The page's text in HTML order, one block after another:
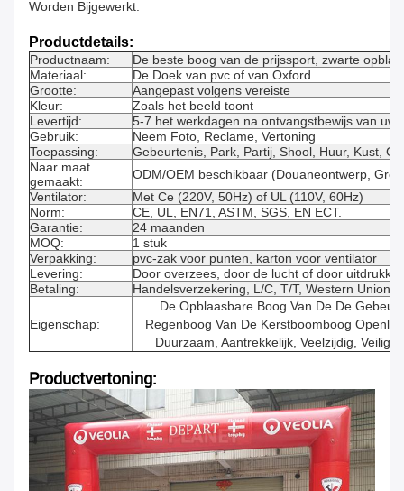
Worden Bijgewerkt.
Productdetails:
Productnaam:
De beste boog van de prijssport, zwarte
Materiaal:
De Doek van pvc of van Oxford
Grootte:
Aangepast volgens vereiste
Kleur:
Zoals het beeld toont
Levertijd:
5-7 het werkdagen na ontvangstbewijs van uw
Gebruik:
Neem Foto, Reclame, Vertoning
Toepassing:
Gebeurtenis, Park, Partij, Shool, Huur, Kust,
Naar maat
gemaakt:
ODM/OEM beschikbaar (Douaneontwerp,
Ventilator:
Met Ce (220V, 50Hz) of UL (110V, 60Hz)
Norm:
CE, UL, EN71, ASTM, SGS, EN ECT.
Garantie:
24 maanden
MOQ:
1 stuk
Verpakking:
pvc-zak voor punten, karton voor ventilator
Levering:
Door overzees, door de lucht of door
Betaling:
Handelsverzekering, L/C, T/T, Western Union,
Eigenschap:
De Opblaasbare Boog Van De De
Regenboog Van De Kerstboomboog
Duurzaam, Aantrekkelijk, Veelzijdig, Veilig
Productvertoning: